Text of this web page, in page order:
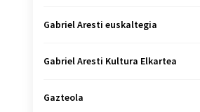
Gabriel Aresti euskaltegia
Gabriel Aresti Kultura Elkartea
Gazteola